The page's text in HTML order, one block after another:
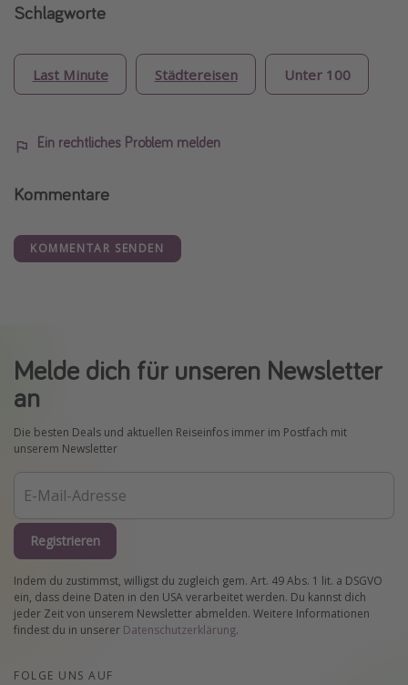
Schlagworte
Last Minute Städtereisen Unter 100
Ein rechtliches Problem melden
Kommentare
KOMMENTAR SENDEN
Melde dich für unseren Newsletter
an
Die besten Deals und aktuellen Reiseinfos immer im Postfach mit
unserem Newsletter
Registrieren
Indem du zustimmst, willigst du zugleich gem. Art. 49 Abs. 1 lit. a DSGVO
ein, dass deine Daten in den USA verarbeitet werden. Du kannst dich
jeder Zeit von unserem Newsletter abmelden. Weitere Informationen
findest du in unserer Datenschutzerklärung.
FOLGE UNS AUF